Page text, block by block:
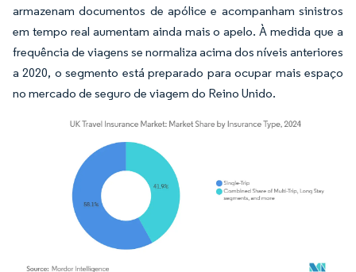
armazenam documentos de apólice e acompanham sinistros
em tempo real aumentam ainda mais o apelo. À medida que a
frequência de viagens se normaliza acima dos níveis anteriores
a 2020, o segmento está preparado para ocupar mais espaço
no mercado de seguro de viagem do Reino Unido.